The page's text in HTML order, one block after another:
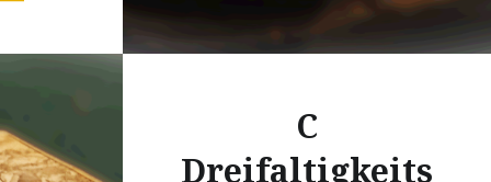
von
C
Dreifaltigkeits